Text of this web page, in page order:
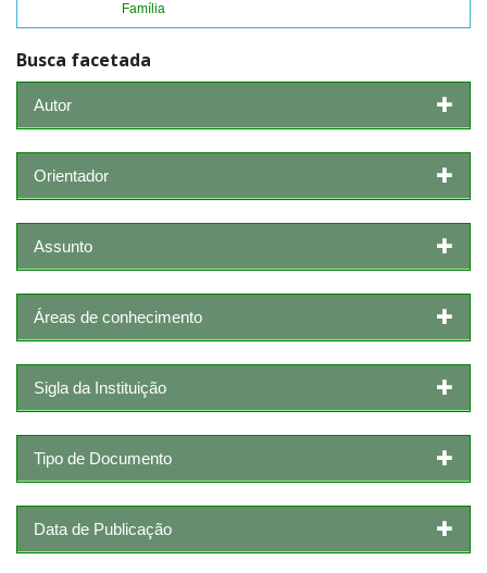
Família
Busca facetada
Autor
Orientador
Assunto
Áreas de conhecimento
Sigla da Instituição
Tipo de Documento
Data de Publicação